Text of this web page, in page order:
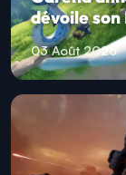
dévoile
03 Août 2026